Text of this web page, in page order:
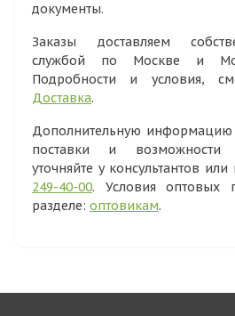
документы.
Заказы доставляем
службой по Москве и
Подробности и условия,
Доставка.
Дополнительную информацию
поставки и возможности
уточняйте у консультантов
249-40-00. Условия оптовых
разделе: оптовикам.